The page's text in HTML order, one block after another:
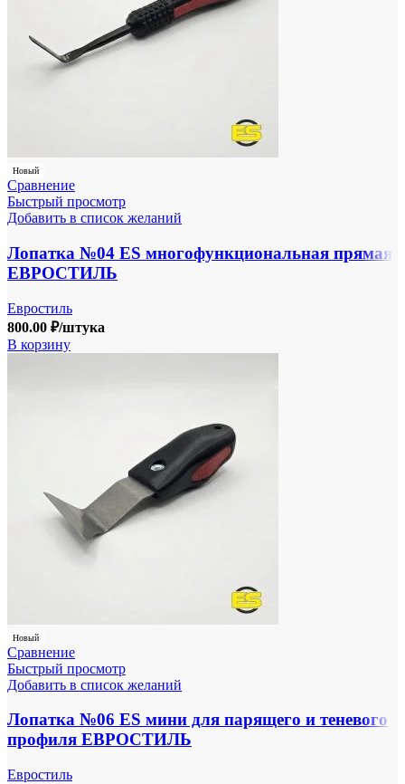
Новый
Сравнение
Быстрый просмотр
Добавить в список желаний
Лопатка №04 ES многофункциональная прямая
ЕВРОСТИЛЬ
Евростиль
800.00 ₽/штука
В корзину
Новый
Сравнение
Быстрый просмотр
Добавить в список желаний
Лопатка №06 ES мини для парящего и теневого
профиля ЕВРОСТИЛЬ
Евростиль